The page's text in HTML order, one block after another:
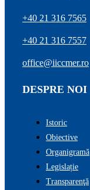
+40 21 316 7565
+40 21 316 7557
office@iiccmer.ro
DESPRE NOI
Istoric
Obiective
Organigramă
Legislație
Transparenţă